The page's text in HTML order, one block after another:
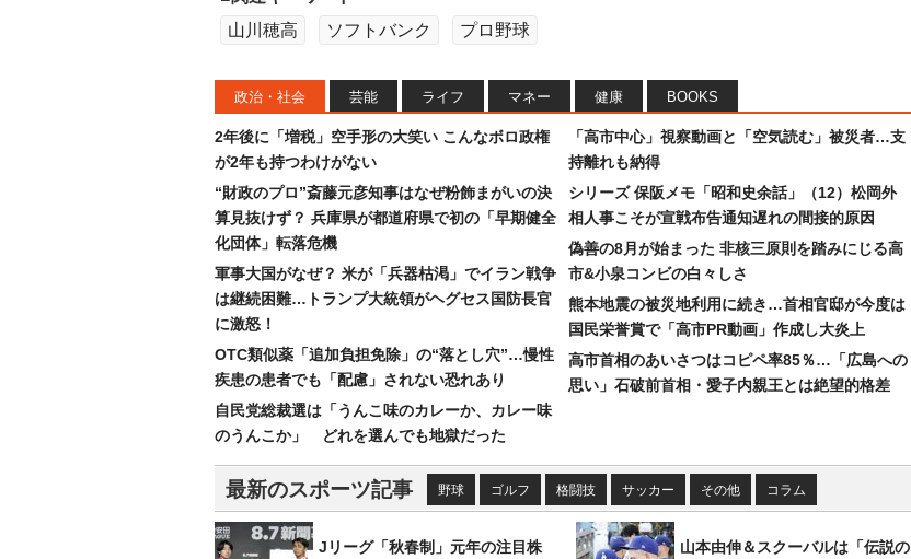
山川穂高
ソフトバンク プロ野球
政治・社会 芸能 ライフ マネー 健康 BOOKS
2年後に「増税」空手形の大笑い こんなボロ政権
が2年も持つわけがない
“財政のプロ”斎藤元彦知事はなぜ粉飾まがいの決
算見抜けず？ 兵庫県が都道府県で初の「早期健全
化団体」転落危機
軍事大国がなぜ？ 米が「兵器枯渇」でイラン戦争
は継続困難…トランプ大統領がヘグセス国防長官
に激怒！
OTC類似薬「追加負担免除」の“落とし穴”…慢性
疾患の患者でも「配慮」されない恐れあり
自民党総裁選は「うんこ味のカレーか、カレー味
のうんこか」 どれを選んでも地獄だった
「高市中心」視察動画と「空気読む」被災者…支
持離れも納得
シリーズ 保阪メモ「昭和史余話」（12）松岡外
相人事こそが宣戦布告通知遅れの間接的原因
偽善の8月が始まった 非核三原則を踏みにじる高
市&小泉コンビの白々しさ
熊本地震の被災地利用に続き…首相官邸が今度は
国民栄誉賞で「高市PR動画」作成し大炎上
高市首相のあいさつはコピペ率85％…「広島への
思い」石破前首相・愛子内親王とは絶望的格差
最新のスポーツ記事 野球 ゴルフ 格闘技 サッカー その他 コラム
Jリーグ「秋春制」元年の注目株
山本由伸＆スクーバルは「伝説の